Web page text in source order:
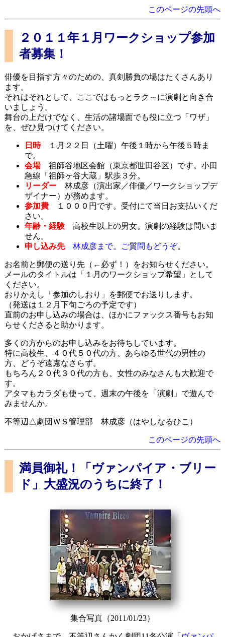
このページの先頭へ
２０１１年１月ワークショップ参加
者募集！
俳優を目指す方々のための、真剣勝負の場はたくさんあり
ます。
それはそれとして、ここではもっとラク～に演劇と向き合
いましょう。
舞台の上だけでなく、生活の諸場面でも役に立つ「ワザ」
を、ぜひ見つけてください。
日時１月２２日（土曜）午後１時から午後５時ま
で。
会場祖師谷地区会館（東京都世田谷区）です。小田
急線「祖師ヶ谷大蔵」駅歩３分。
リーダー林成彦（演出家／俳優／ワークショップデ
ザイナー）が務めます。
参加費１０００円です。受付にて当日お支払いくだ
さい。
年齢・経験高校生以上の男女。演劇の経験は問いま
せん。
申し込み先
林成彦まで。ご質問もどうぞ。
お名前と郵便の送り先（←必ず！）をお知らせください。
メールのタイトルは「１月のワークショップ希望」として
ください。
おりかえし「参加のしおり」を郵便でお送りします。
（発送は１２月下旬ごろの予定です）
直前のお申し込みの場合は、ほかにファックス番号もお知
らせくださると助かります。
多くの方からのお申し込みをお待ちしています。
特に高校生、４０代５０代の方、あらゆる世代の男性の
方、どうぞ遠慮なさらず。
もちろん２０代３０代の方も、女性のみなさんも大歓迎で
す。
アタマもカラダも使って、週末の午後を「演劇」で遊んで
みませんか。
不等辺△劇団ＷＳ管理部 林成彦（はやしなるひこ）
このページの先頭へ
満員御礼！「ヴァンパイア・ブリー
ド」大盛況のうちに終了！
集合写真（2011/01/23）